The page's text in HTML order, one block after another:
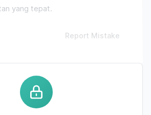
yang tepat.
Report Mistake